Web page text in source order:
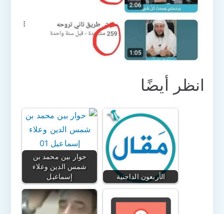
انظر أيضًا
حوار بين محمد بن
شمس الدين وعلاء
إسماعيل
الأربعون الداجنية